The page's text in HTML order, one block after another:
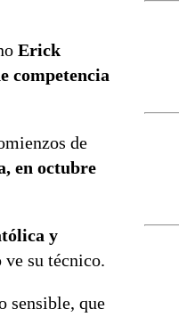
Erick
competencia
de
en octubre
y
su técnico.
sensible, que